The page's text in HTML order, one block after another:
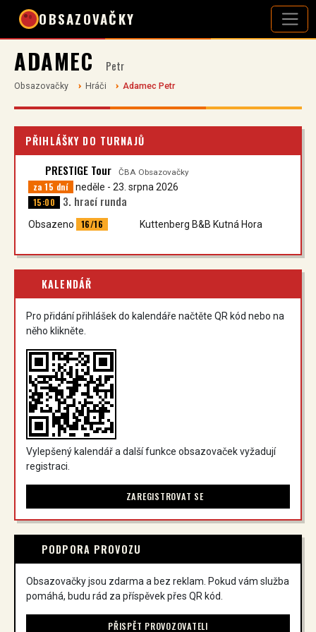
OBSAZOVAČKY
ADAMEC Petr
Obsazovačky Hráči Adamec Petr
PŘIHLÁŠKY DO TURNAJŮ
PRESTIGE Tour ČBA Obsazovačky
za 15 dní neděle - 23. srpna 2026
15:00 3. hrací runda
Obsazeno 16/16 Kuttenberg B&B Kutná Hora
KALENDÁŘ
Pro přidání přihlášek do kalendáře načtěte QR kód nebo na
něho klikněte.
Vylepšený kalendář a další funkce obsazovaček vyžadují
registraci.
ZAREGISTROVAT SE
PODPORA PROVOZU
Obsazovačky jsou zdarma a bez reklam. Pokud vám služba
pomáhá, budu rád za příspěvek přes QR kód.
PŘISPĚT PROVOZOVATELI